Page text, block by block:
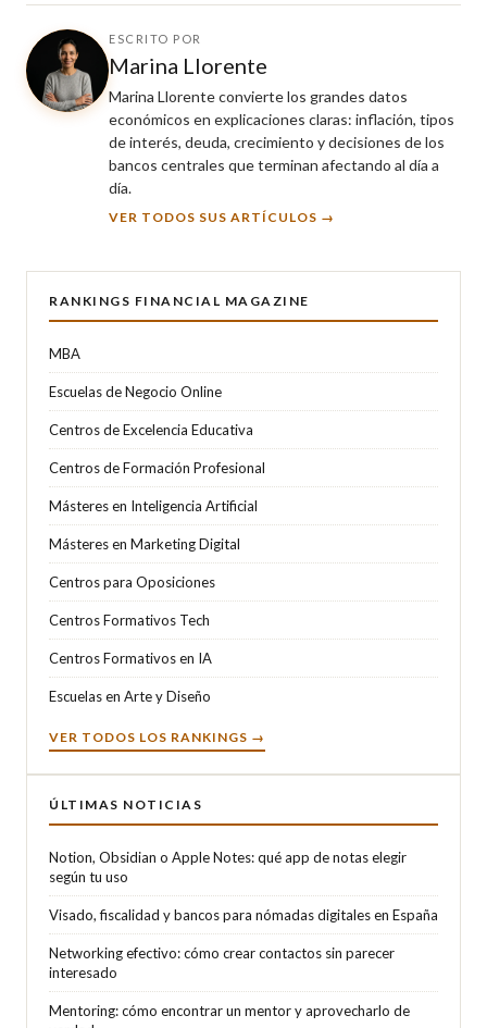
ESCRITO POR
Marina Llorente
Marina Llorente convierte los grandes datos
económicos en explicaciones claras: inflación, tipos
de interés, deuda, crecimiento y decisiones de los
bancos centrales que terminan afectando al día a
día.
VER TODOS SUS ARTÍCULOS →
RANKINGS FINANCIAL MAGAZINE
MBA
Escuelas de Negocio Online
Centros de Excelencia Educativa
Centros de Formación Profesional
Másteres en Inteligencia Artificial
Másteres en Marketing Digital
Centros para Oposiciones
Centros Formativos Tech
Centros Formativos en IA
Escuelas en Arte y Diseño
VER TODOS LOS RANKINGS →
ÚLTIMAS NOTICIAS
Notion, Obsidian o Apple Notes: qué app de notas elegir
según tu uso
Visado, fiscalidad y bancos para nómadas digitales en España
Networking efectivo: cómo crear contactos sin parecer
interesado
Mentoring: cómo encontrar un mentor y aprovecharlo de